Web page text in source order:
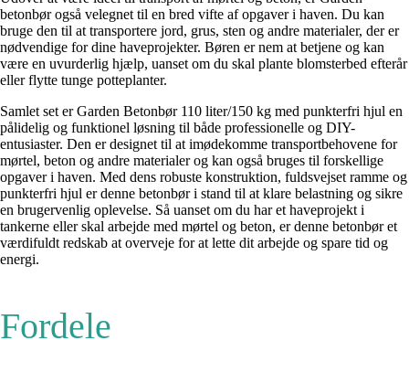
betonbør også velegnet til en bred vifte af opgaver i haven. Du kan
bruge den til at transportere jord, grus, sten og andre materialer, der er
nødvendige for dine haveprojekter. Børen er nem at betjene og kan
være en uvurderlig hjælp, uanset om du skal plante blomsterbed efterår
eller flytte tunge potteplanter.
Samlet set er Garden Betonbør 110 liter/150 kg med punkterfri hjul en
pålidelig og funktionel løsning til både professionelle og DIY-
entusiaster. Den er designet til at imødekomme transportbehovene for
mørtel, beton og andre materialer og kan også bruges til forskellige
opgaver i haven. Med dens robuste konstruktion, fuldsvejset ramme og
punkterfri hjul er denne betonbør i stand til at klare belastning og sikre
en brugervenlig oplevelse. Så uanset om du har et haveprojekt i
tankerne eller skal arbejde med mørtel og beton, er denne betonbør et
værdifuldt redskab at overveje for at lette dit arbejde og spare tid og
energi.
Fordele